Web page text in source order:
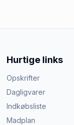
Hurtige links
Opskrifter
Dagligvarer
Indkøbsliste
Madplan